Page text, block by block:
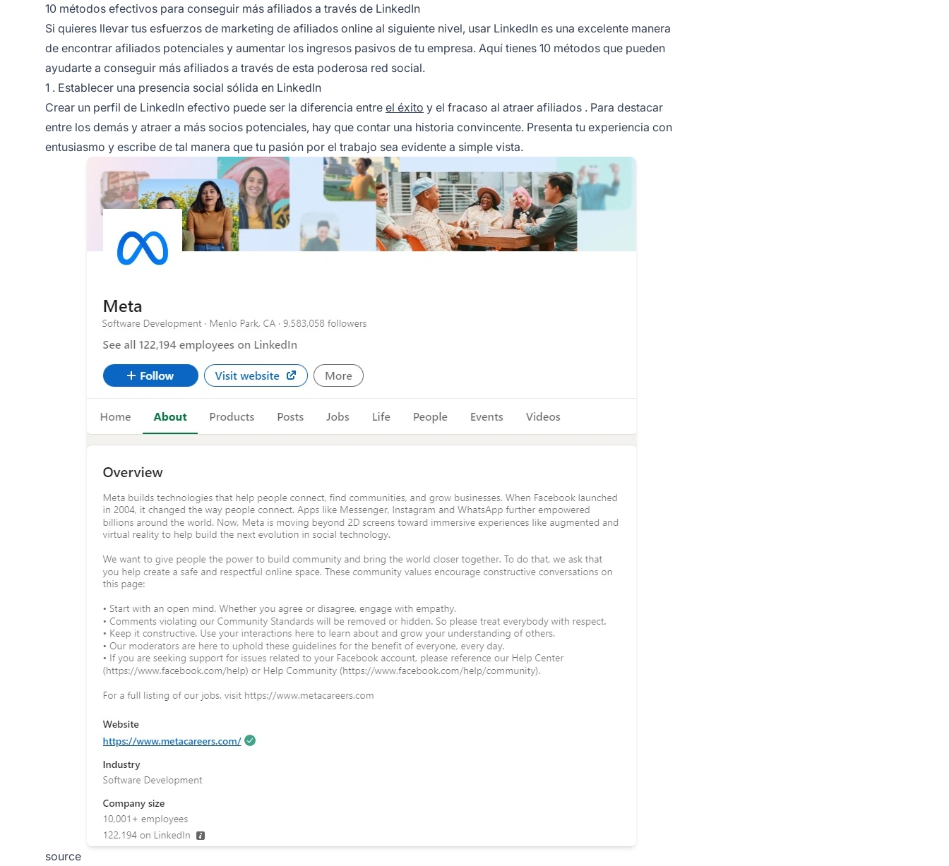
10 métodos efectivos para conseguir más afiliados a través de LinkedIn
Si quieres llevar tus esfuerzos de marketing de afiliados online al siguiente nivel, usar LinkedIn es una excelente manera
de encontrar afiliados potenciales y aumentar los ingresos pasivos de tu empresa. Aquí tienes 10 métodos que pueden
ayudarte a conseguir más afiliados a través de esta poderosa red social.
1 . Establecer una presencia social sólida en LinkedIn
Crear un perfil de LinkedIn efectivo puede ser la diferencia entre el éxito y el fracaso al atraer afiliados . Para destacar
entre los demás y atraer a más socios potenciales, hay que contar una historia convincente. Presenta tu experiencia con
entusiasmo y escribe de tal manera que tu pasión por el trabajo sea evidente a simple vista.
source